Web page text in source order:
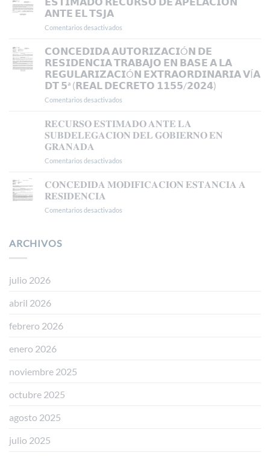
𝗠𝗔𝗗𝗥𝗜𝗗
𝗔𝗡𝗧𝗘 𝗘𝗟 𝗧𝗦𝗝𝗔
Comentarios desactivados
𝗥𝗘𝗖𝗨𝗥𝗦𝗢
𝗗𝗘
𝗔𝗣𝗘𝗟𝗔𝗖𝗜𝗢𝗡
𝗔𝗡𝗧𝗘
𝗘𝗟
𝗖𝗢𝗡𝗖𝗘𝗗𝗜𝗗𝗔 𝗔𝗨𝗧𝗢𝗥𝗜𝗭𝗔𝗖𝗜Ó𝗡 𝗗𝗘
𝗥𝗘𝗦𝗜𝗗𝗘𝗡𝗖𝗜𝗔 𝗧𝗥𝗔𝗕𝗔𝗝𝗢 𝗘𝗡 𝗕𝗔𝗦𝗘 𝗔 𝗟𝗔
𝗥𝗘𝗚𝗨𝗟𝗔𝗥𝗜𝗭𝗔𝗖𝗜Ó𝗡 𝗘𝗫𝗧𝗥𝗔𝗢𝗥𝗗𝗜𝗡𝗔𝗥𝗜𝗔 𝗩Í𝗔
𝗗𝗧 𝟱ª (𝗥𝗘𝗔𝗟 𝗗𝗘𝗖𝗥𝗘𝗧𝗢 𝟭𝟭𝟱𝟱/𝟮𝟬𝟮𝟰)
Comentarios desactivados
𝗔𝗨𝗧𝗢𝗥𝗜𝗭𝗔𝗖𝗜Ó𝗡
𝗗𝗘
𝗥𝗘𝗦𝗜𝗗𝗘𝗡𝗖𝗜𝗔
𝗔
𝐑𝐄𝐂𝐔𝐑𝐒𝐎 𝐄𝐒𝐓𝐈𝐌𝐀𝐃𝐎 𝐀𝐍𝐓𝐄 𝐋𝐀
𝐒𝐔𝐁𝐃𝐄𝐋𝐄𝐆𝐀𝐂𝐈𝐎𝐍 𝐃𝐄𝐋 𝐆𝐎𝐁𝐈𝐄𝐑𝐍𝐎 𝐄𝐍
𝐆𝐑𝐀𝐍𝐀𝐃𝐀
Comentarios desactivados
𝐄𝐒𝐓𝐈𝐌𝐀𝐃𝐎
𝐂𝐎𝐍𝐂𝐄𝐃𝐈𝐃𝐀 𝐌𝐎𝐃𝐈𝐅𝐈𝐂𝐀𝐂𝐈𝐎𝐍 𝐄𝐒𝐓𝐀𝐍𝐂𝐈𝐀 𝐀
𝐑𝐄𝐒𝐈𝐃𝐄𝐍𝐂𝐈𝐀
Comentarios desactivados
ARCHIVOS
julio 2026
abril 2026
febrero 2026
enero 2026
noviembre 2025
octubre 2025
agosto 2025
julio 2025